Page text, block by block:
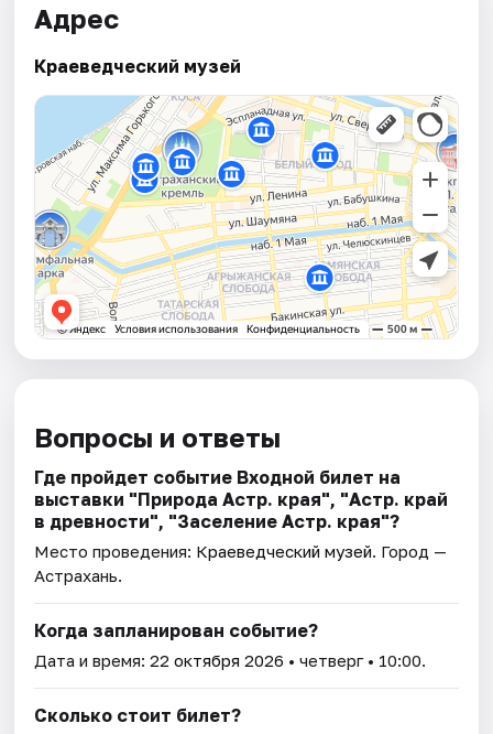
Адрес
Краеведческий музей
Вопросы и ответы
Где пройдет событие Входной билет на
выставки "Природа Астр. края", "Астр. край
в древности", "Заселение Астр. края"?
Место проведения: Краеведческий музей. Город —
Астрахань.
Когда запланирован событие?
Дата и время:22 октября 2026 • четверг • 10:00.
Сколько стоит билет?